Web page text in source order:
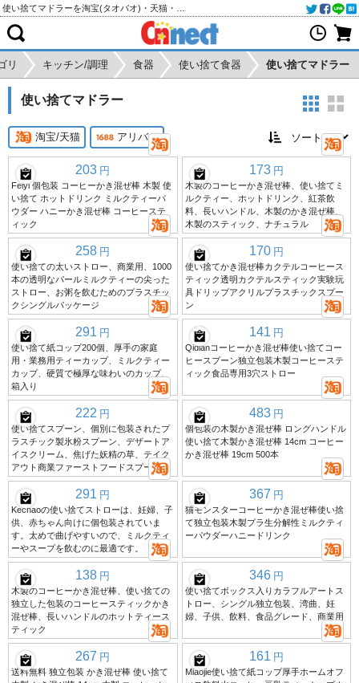
リ キッチン/調理 食器 使い捨て食器 使い捨てマドラー
使い捨てマドラー
淘宝/天猫 アリババ
203 円
Feiyi 個包装 コーヒーかき混ぜ棒 木製 使
い捨て ホットドリンク ミルクティーパ
ウダー ハニーかき混ぜ棒 コーヒーステ
ィック
173 円
木製のコーヒーかき混ぜ棒、使い捨てミ
ルクティー、ホットドリンク、紅茶飲
料、長いハンドル、木製のかき混ぜ棒、
木製のスティック、ナチュラル
258 円
使い捨ての太いストロー、商業用、1000
本の透明なパールミルクティーの尖った
ストロー、お粥を飲むためのプラスチッ
クシングルパッケージ
170 円
使い捨てかき混ぜ棒カクテルコーヒース
ティック透明カクテルスティック実験玩
具ドリップアクリルプラスチックスプー
ン
291 円
使い捨て紙コップ200個、厚手の家庭
用・業務用ティーカップ、ミルクティー
カップ、硬質で極厚な味わいのカップ、
箱入り
141 円
Qidianコーヒーかき混ぜ棒使い捨てコー
ヒースプーン独立包装木製コーヒーステ
ィック食品専用3穴ストロー
222 円
使い捨てスプーン、個別に包装されたプ
ラスチック製氷粉スプーン、デザートア
イスクリーム、焦げた妖精の草、テイク
アウト商業ファーストフードスプーン
483 円
個包装の木製かき混ぜ棒 ロングハンドル
使い捨て木製かき混ぜ棒 14cm コーヒー
かき混ぜ棒 19cm 500本
291 円
Kechaoの使い捨てストローは、妊婦、子
供、赤ちゃん向けに個包装されていま
す。太めで曲げやすいので、ミルクティ
ーやスープを飲むのに最適です。
367 円
猫モンスターコーヒーかき混ぜ棒使い捨
て独立包装木製プラ生分解性ミルクティ
ーパウダーハニードリンク
138 円
木製のコーヒーかき混ぜ棒、使い捨ての
独立した包装のコーヒースティックかき
混ぜ棒、長いハンドルのホットティース
ティック
346 円
使い捨てボックス入りカラフルアートス
トロー、シングル独立包装、湾曲、妊
婦、子供、飲料、食品グレード、商業用
267 円
送料無料 独立包装 かき混ぜ棒 使い捨て
161 円
Miaojie使い捨て紙コップ厚手ホームオフ